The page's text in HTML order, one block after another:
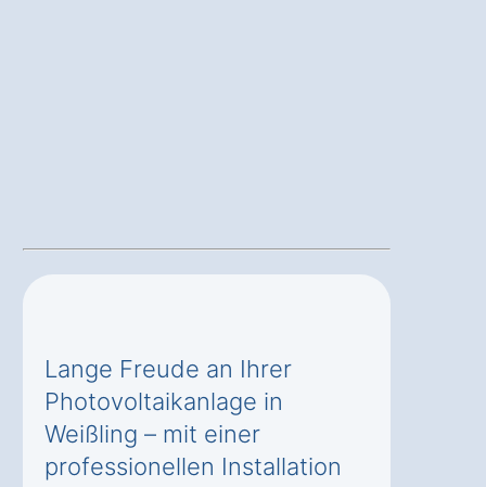
Lange Freude an Ihrer
Photovoltaikanlage in
Weißling – mit einer
professionellen Installation